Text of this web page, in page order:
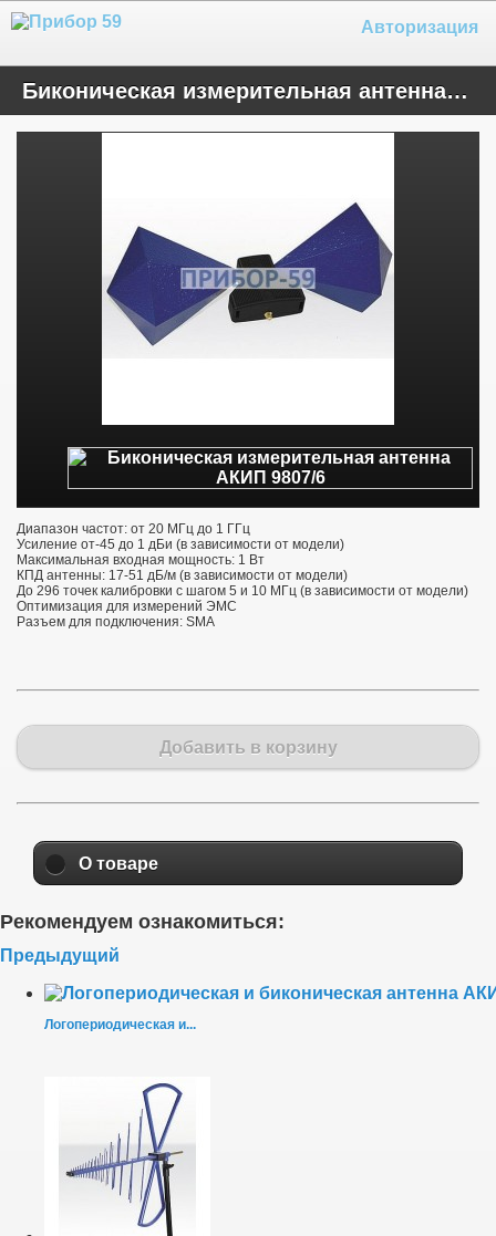
Авторизация
Биконическая измерительная антенна АКИП 9807/6
Диапазон частот: от 20 МГц до 1 ГГц
Усиление от-45 до 1 дБи (в зависимости от модели)
Максимальная входная мощность: 1 Вт
КПД антенны: 17-51 дБ/м (в зависимости от модели)
До 296 точек калибровки с шагом 5 и 10 МГц (в зависимости от модели)
Оптимизация для измерений ЭМС
Разъем для подключения: SMA
Добавить в корзину
О товаре
Рекомендуем ознакомиться:
Предыдущий
Логопериодическая и...